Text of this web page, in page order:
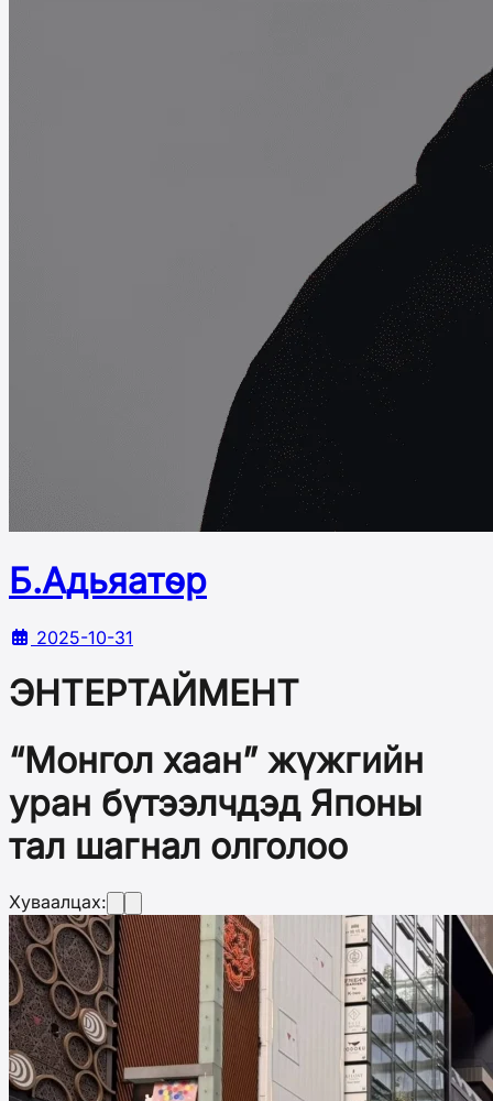
Б.Адьяатөр
2025-10-31
ЭНТЕРТАЙМЕНТ
“Монгол хаан” жүжгийн
уран бүтээлчдэд Японы
тал шагнал олголоо
Хуваалцах: